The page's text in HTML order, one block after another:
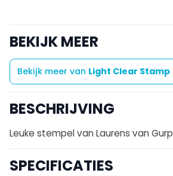
BEKIJK MEER
Bekijk meer van Light Clear Stamp
BESCHRIJVING
Leuke stempel van Laurens van Gurp
SPECIFICATIES